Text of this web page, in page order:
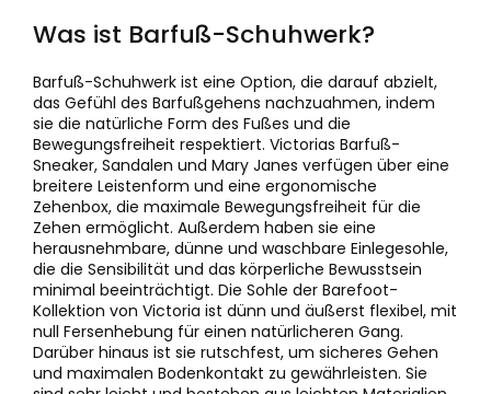
Was ist Barfuß-Schuhwerk?
Barfuß-Schuhwerk ist eine Option, die darauf abzielt,
das Gefühl des Barfußgehens nachzuahmen, indem
sie die natürliche Form des Fußes und die
Bewegungsfreiheit respektiert. Victorias Barfuß-
Sneaker, Sandalen und Mary Janes verfügen über eine
breitere Leistenform und eine ergonomische
Zehenbox, die maximale Bewegungsfreiheit für die
Zehen ermöglicht. Außerdem haben sie eine
herausnehmbare, dünne und waschbare Einlegesohle,
die die Sensibilität und das körperliche Bewusstsein
minimal beeinträchtigt. Die Sohle der Barefoot-
Kollektion von Victoria ist dünn und äußerst flexibel, mit
null Fersenhebung für einen natürlicheren Gang.
Darüber hinaus ist sie rutschfest, um sicheres Gehen
und maximalen Bodenkontakt zu gewährleisten. Sie